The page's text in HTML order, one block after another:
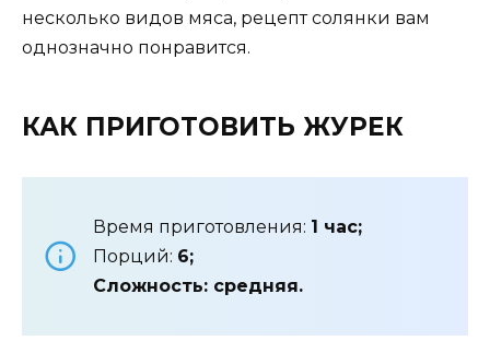
несколько видов мяса, рецепт солянки вам
однозначно понравится.
КАК ПРИГОТОВИТЬ ЖУРЕК
Время приготовления: 1 час;
Порций: 6;
Сложность: средняя.